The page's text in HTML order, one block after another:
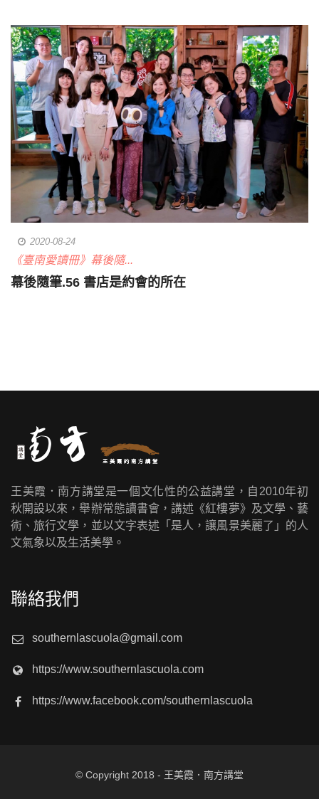
2020-08-24
《臺南愛讀冊》幕後隨...
幕後隨筆.56 書店是約會的所在
王美霞．南方講堂是一個文化性的公益講堂，自2010年初
秋開設以來，舉辦常態讀書會，講述《紅樓夢》及文學、藝
術、旅行文學，並以文字表述「是人，讓風景美麗了」的人
文氣象以及生活美學。
聯絡我們
southernlascuola@gmail.com
https://www.southernlascuola.com
https://www.facebook.com/southernlascuola
© Copyright 2018 - 王美霞．南方講堂